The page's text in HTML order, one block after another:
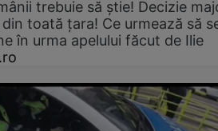
trebuie să știe! Decizie
toată țara! Ce urmează să
în urma apelului făcut de Ilie